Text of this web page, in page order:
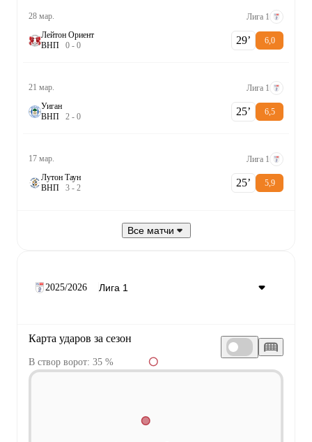
28 мар.
Лига 1
Лейтон Ориент
ВНП 0 - 0 29‎’‎ 6,0
21 мар.
Лига 1
Уиган
ВНП 2 - 0 25‎’‎ 6,5
17 мар.
Лига 1
Лутон Таун
ВНП 3 - 2 25‎’‎ 5,9
Все матчи
2025/2026
Карта ударов за сезон
В створ ворот: 35 %